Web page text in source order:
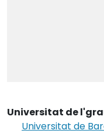
Universitat de
Universitat de